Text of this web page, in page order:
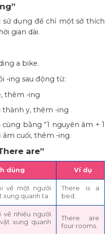
sử dụng để chỉ một sở thích
gian dài.
a bike.
-ing sau động từ:
thêm -ing
thành y, thêm -ing
bằng “1 nguyên âm + 1
cuối, thêm -ing.
are”
dùng Ví dụ
về một người
xung quanh ta.
There is a
bed.
về nhiều người
xung quanh
There are
four rooms.